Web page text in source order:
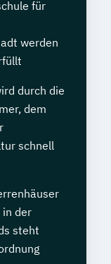
für
werden
durch die
dem
schnell
in der
steht